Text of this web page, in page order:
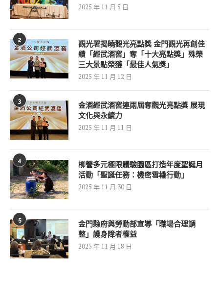
2025 年 11 月 5 日
2
觀光署揭曉觀光亮點獎 金門觀光再創佳
績「經武酒窖」奪「十大亮點獎」殊榮
三大景點榮獲「最佳人氣獎」
2025 年 11 月 12 日
3
金酒經武酒窖連兩屆奪觀光亮點獎 展現
文化與永續力
2025 年 11 月 11 日
4
柳營多元極限體驗園區打造年度聖誕月
活動「聖誕任務：機密雪橇行動」
2025 年 11 月 30 日
5
金門縣府與勞動部宣導「職場合理調
整」護身障者權益
2025 年 11 月 18 日